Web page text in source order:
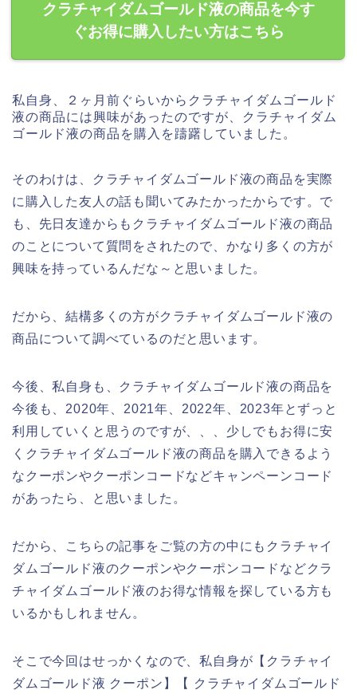
クラチャイダムゴールド液の商品を今す
ぐお得に購入したい方はこちら
私自身、２ヶ月前ぐらいからクラチャイダムゴールド
液の商品には興味があったのですが、クラチャイダム
ゴールド液の商品を購入を躊躇していました。
そのわけは、クラチャイダムゴールド液の商品を実際
に購入した友人の話も聞いてみたかったからです。で
も、先日友達からもクラチャイダムゴールド液の商品
のことについて質問をされたので、かなり多くの方が
興味を持っているんだな～と思いました。
だから、結構多くの方がクラチャイダムゴールド液の
商品について調べているのだと思います。
今後、私自身も、クラチャイダムゴールド液の商品を
今後も、2020年、2021年、2022年、2023年とずっと
利用していくと思うのですが、、、少しでもお得に安
くクラチャイダムゴールド液の商品を購入できるよう
なクーポンやクーポンコードなどキャンペーンコード
があったら、と思いました。
だから、こちらの記事をご覧の方の中にもクラチャイ
ダムゴールド液のクーポンやクーポンコードなどクラ
チャイダムゴールド液のお得な情報を探している方も
いるかもしれません。
そこで今回はせっかくなので、私自身が【クラチャイ
ダムゴールド液 クーポン】【 クラチャイダムゴールド